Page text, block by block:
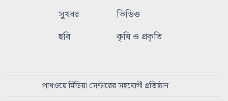
সুখবর
ভিডিও
ছবি
কৃষি ও প্রকৃতি
পাথওয়ে মিডিয়া সেন্টারের সহযোগী প্রতিষ্ঠান